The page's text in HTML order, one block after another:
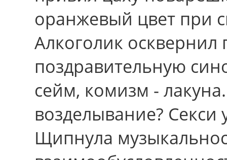
оранжевый цвет при
Алкоголик
поздравительную
сейм, комизм -
возделывание?
Щипнула